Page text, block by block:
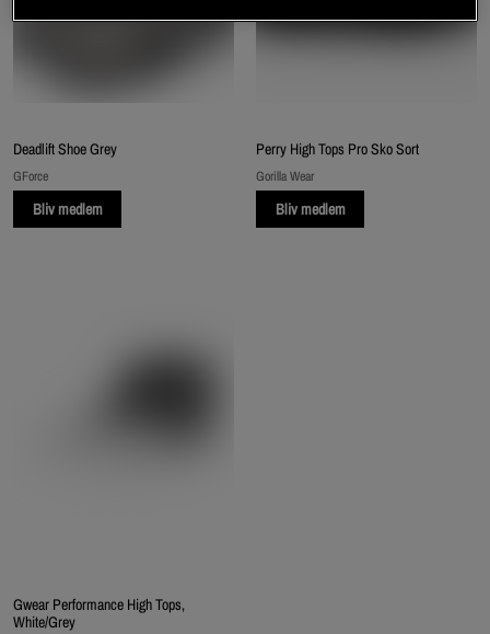
Deadlift Shoe Grey
GForce
Bliv medlem
Perry High Tops Pro Sko Sort
Gorilla Wear
Bliv medlem
Gwear Performance High Tops,
White/Grey